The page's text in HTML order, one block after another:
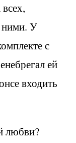
ними. У
с
ей
входить
любви?